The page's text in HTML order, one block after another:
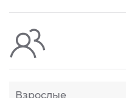
Взрослые